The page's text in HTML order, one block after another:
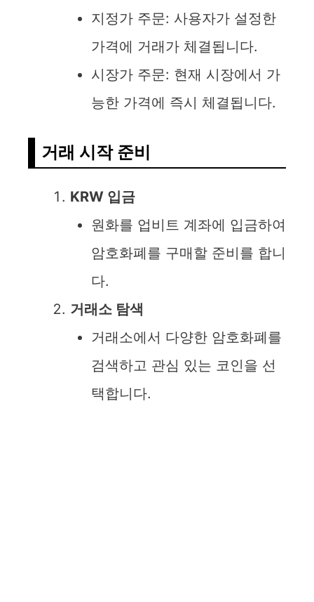
지정가 주문: 사용자가 설정한
가격에 거래가 체결됩니다.
시장가 주문: 현재 시장에서 가
능한 가격에 즉시 체결됩니다.
거래 시작 준비
KRW 입금
원화를 업비트 계좌에 입금하여
암호화폐를 구매할 준비를 합니
다.
거래소 탐색
거래소에서 다양한 암호화폐를
검색하고 관심 있는 코인을 선
택합니다.